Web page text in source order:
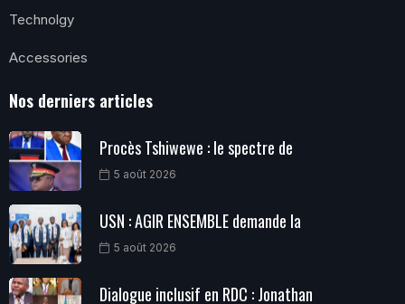
Technolgy
Accessories
Nos derniers articles
Procès Tshiwewe : le spectre de
5 août 2026
USN : AGIR ENSEMBLE demande la
5 août 2026
Dialogue inclusif en RDC : Jonathan